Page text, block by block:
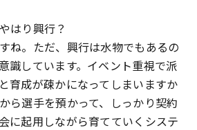
はり興行？
ね。ただ、興行は水物でもあるの
識しています。イベント重視で派
育成が疎かになってしまいますか
ら選手を預かって、しっかり契約
に起用しながら育てていくシステ